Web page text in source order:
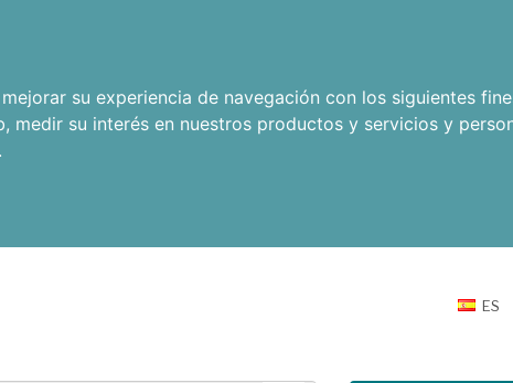
su experiencia de navegación con los siguientes
, medir su interés en nuestros productos y servicios y
.
ES